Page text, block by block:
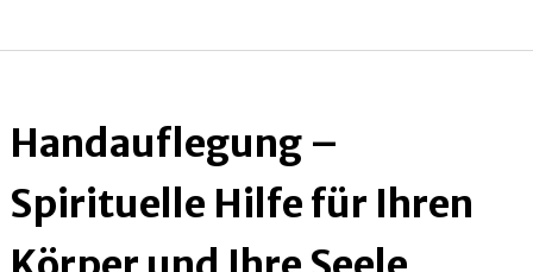
Handauflegung –
Spirituelle Hilfe für Ihren